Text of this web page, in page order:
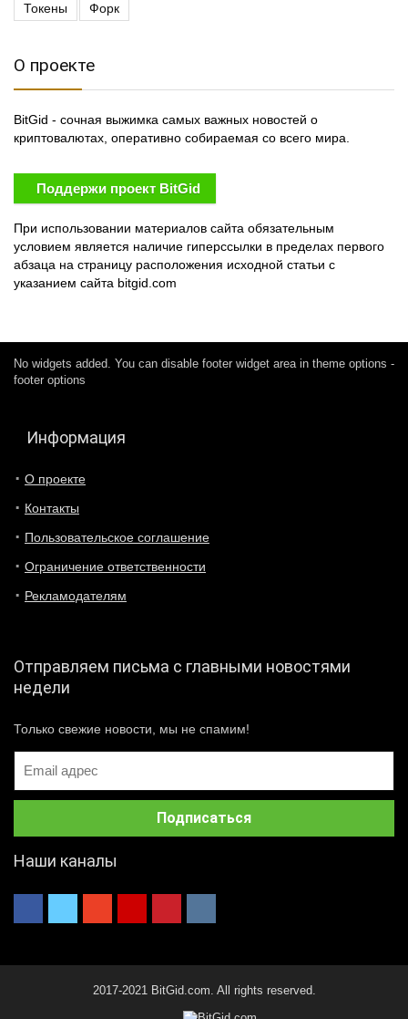
Токены
Форк
О проекте
BitGid - сочная выжимка самых важных новостей о
криптовалютах, оперативно собираемая со всего мира.
Поддержи проект BitGid
При использовании материалов сайта обязательным
условием является наличие гиперссылки в пределах первого
абзаца на страницу расположения исходной статьи с
указанием сайта bitgid.com
No widgets added. You can disable footer widget area in theme options -
footer options
Информация
О проекте
Контакты
Пользовательское соглашение
Ограничение ответственности
Рекламодателям
Отправляем письма с главными новостями
недели
Только свежие новости, мы не спамим!
Наши каналы
2017-2021 BitGid.com. All rights reserved.